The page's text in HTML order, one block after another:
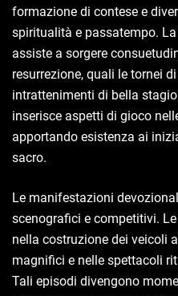
formazione di contese e
spiritualità e passatempo.
assiste a sorgere
resurrezione, quali le tornei
intrattenimenti di bella
inserisce aspetti di gioco
apportando esistenza ai
sacro.
Le manifestazioni
scenografici e competitivi.
nella costruzione dei veicoli
magnifici e nelle spettacoli
Tali episodi divengono